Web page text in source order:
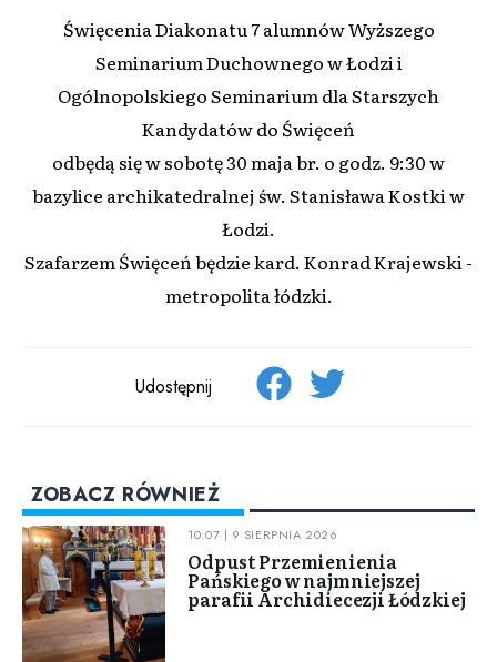
Święcenia Diakonatu 7 alumnów Wyższego
Seminarium Duchownego w Łodzi i
Ogólnopolskiego Seminarium dla Starszych
Kandydatów do Święceń
odbędą się w sobotę 30 maja br. o godz. 9:30 w
bazylice archikatedralnej św. Stanisława Kostki w
Łodzi.
Szafarzem Święceń będzie kard. Konrad Krajewski -
metropolita łódzki.
Udostępnij
ZOBACZ RÓWNIEŻ
10:07 | 9 SIERPNIA 2026
Odpust Przemienienia
Pańskiego w najmniejszej
parafii Archidiecezji Łódzkiej